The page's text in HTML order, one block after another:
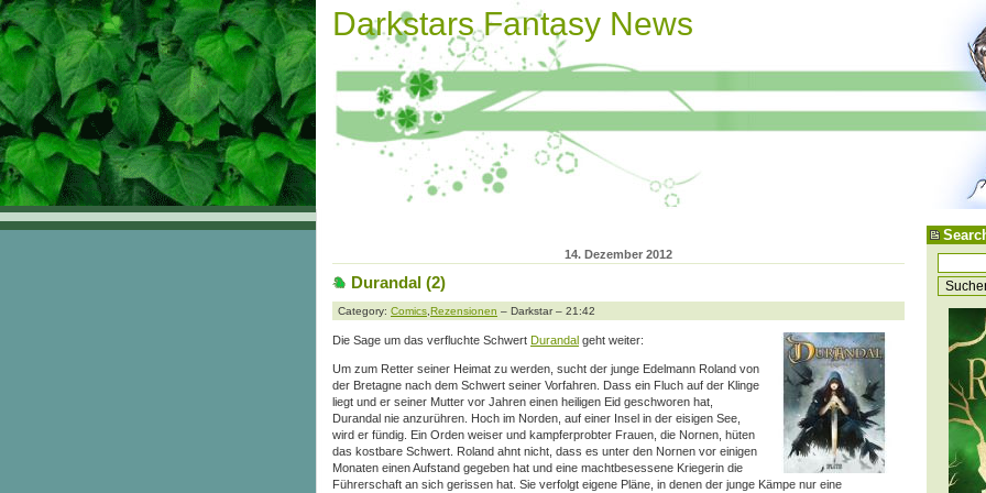
Darkstars Fantasy News
14. Dezember 2012
Durandal (2)
Category: Comics Rezensionen – Darkstar – 21:42
Die Sage um das verfluchte Schwert Durandal geht weiter:
Um zum Retter seiner Heimat zu werden, sucht der junge Edelmann Roland von
der Bretagne nach dem Schwert seiner Vorfahren. Dass ein Fluch auf der Klinge
liegt und er seiner Mutter vor Jahren einen heiligen Eid geschworen hat,
Durandal nie anzurühren. Hoch im Norden, auf einer Insel in der eisigen See,
wird er fündig. Ein Orden weiser und kampferprobter Frauen, die Nornen, hüten
das kostbare Schwert. Roland ahnt nicht, dass es unter den Nornen vor einigen
Monaten einen Aufstand gegeben hat und eine machtbesessene Kriegerin die
Führerschaft an sich gerissen hat. Sie verfolgt eigene Pläne, in denen der junge Kämpe nur eine